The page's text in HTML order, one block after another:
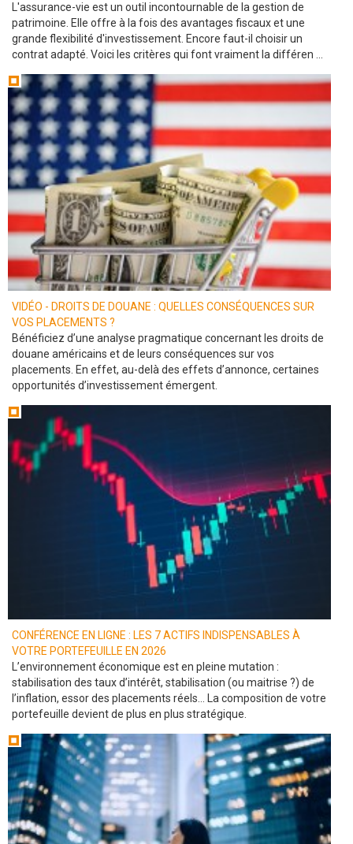
L'assurance-vie est un outil incontournable de la gestion de
patrimoine. Elle offre à la fois des avantages fiscaux et une
grande flexibilité d'investissement. Encore faut-il choisir un
contrat adapté. Voici les critères qui font vraiment la différen ...
VIDÉO - DROITS DE DOUANE : QUELLES CONSÉQUENCES SUR
VOS PLACEMENTS ?
Bénéficiez d’une analyse pragmatique concernant les droits de
douane américains et de leurs conséquences sur vos
placements. En effet, au-delà des effets d’annonce, certaines
opportunités d’investissement émergent.
CONFÉRENCE EN LIGNE : LES 7 ACTIFS INDISPENSABLES À
VOTRE PORTEFEUILLE EN 2026
L’environnement économique est en pleine mutation :
stabilisation des taux d’intérêt, stabilisation (ou maitrise ?) de
l’inflation, essor des placements réels… La composition de votre
portefeuille devient de plus en plus stratégique.